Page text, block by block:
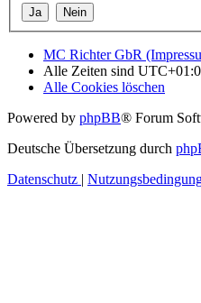
MC Richter GbR
Alle Zeiten sind
Alle Cookies löschen
Powered by phpBB® Forum
Deutsche Übersetzung durch
Datenschutz |